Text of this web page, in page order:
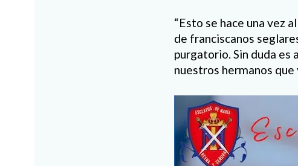
“Esto se hace una vez
de franciscanos
purgatorio. Sin duda es
nuestros hermanos que